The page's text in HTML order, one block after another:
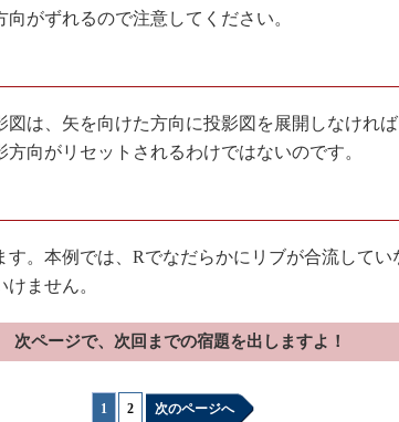
がずれるので注意してください。
は、矢を向けた方向に投影図を展開しなけれ
向がリセットされるわけではないのです。
。本例では、Rでなだらかにリブが合流してい
ません。
次ページで、次回までの宿題を出しますよ！
1 2 次のページへ